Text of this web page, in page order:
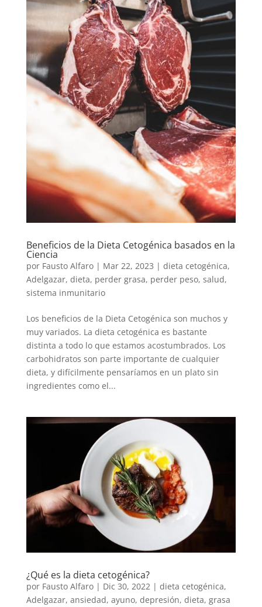
Beneficios de la Dieta Cetogénica basados en la
Ciencia
por Fausto Alfaro| Mar 22, 2023 | dieta cetogénica,
Adelgazar, dieta, perder grasa, perder peso, salud,
sistema inmunitario
Los beneficios de la Dieta Cetogénica son muchos y
muy variados. La dieta cetogénica es bastante
distinta a todo lo que estamos acostumbrados. Los
carbohidratos son parte importante de cualquier
dieta, y difícilmente pensaríamos en un plato sin
ingredientes como el...
¿Qué es la dieta cetogénica?
por Fausto Alfaro| Dic 30, 2022| dieta cetogénica,
Adelgazar, ansiedad, ayuno, depresión, dieta, grasa